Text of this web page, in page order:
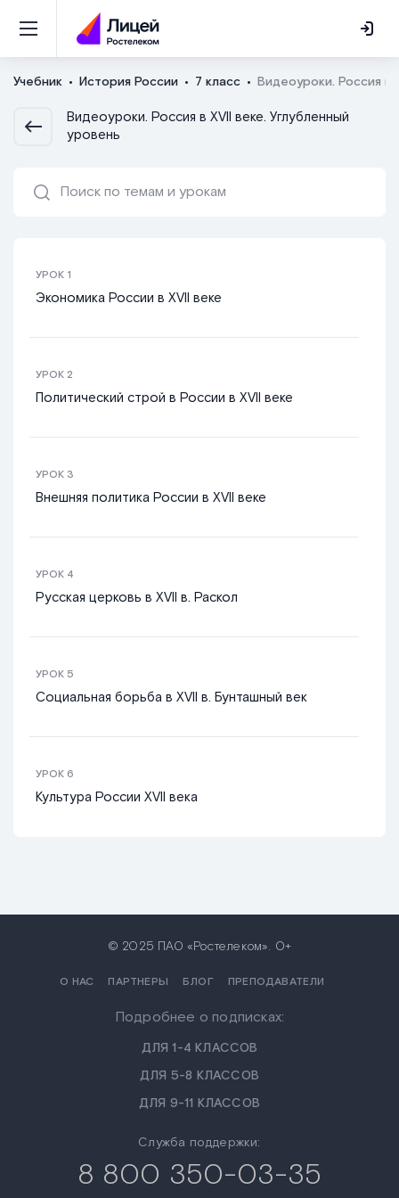
Учебник История России 7 класс Видеоуроки. Россия в
Видеоуроки. Россия в XVII веке. Углубленный
уровень
УРОК 1
Экономика России в XVII веке
УРОК 2
Политический строй в России в XVII веке
УРОК 3
Внешняя политика России в XVII веке
УРОК 4
Русская церковь в XVII в. Раскол
УРОК 5
Социальная борьба в XVII в. Бунташный век
УРОК 6
Культура России XVII века
© 2025 ПАО «Ростелеком». 0+
О НАС ПАРТНЕРЫ БЛОГ ПРЕПОДАВАТЕЛИ
Подробнее о подписках:
ДЛЯ 1-4 КЛАССОВ
ДЛЯ 5-8 КЛАССОВ
ДЛЯ 9-11 КЛАССОВ
Служба поддержки:
8 800 350-03-35